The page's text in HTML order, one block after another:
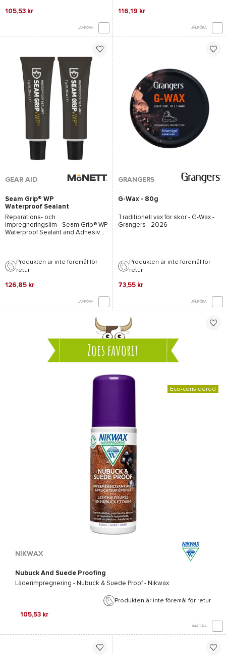
105,53 kr
JÄMFÖRA
116,19 kr
JÄMFÖRA
GEAR AID
Seam Grip® WP
Waterproof Sealant
and Adhesive 2x7g
Reparations- och
impregneringslim - Seam Grip® WP
Waterproof Sealant and Adhesive -
Produkten är inte föremål för
retur
126,85 kr
JÄMFÖRA
GRANGERS
G-Wax - 80g
Traditionell vax för skor - G-Wax -
Grangers - 2026
Produkten är inte föremål för
retur
73,55 kr
JÄMFÖRA
Zoes favorit
Eco-considered
NIKWAX
Nubuck And Suede Proofing
Läderimpregnering - Nubuck & Suede Proof - Nikwax
Produkten är inte föremål för retur
105,53 kr
JÄMFÖRA